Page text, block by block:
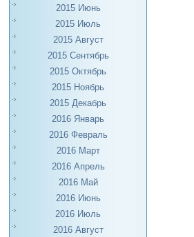
2015 Июнь
2015 Июль
2015 Август
2015 Сентябрь
2015 Октябрь
2015 Ноябрь
2015 Декабрь
2016 Январь
2016 Февраль
2016 Март
2016 Апрель
2016 Май
2016 Июнь
2016 Июль
2016 Август